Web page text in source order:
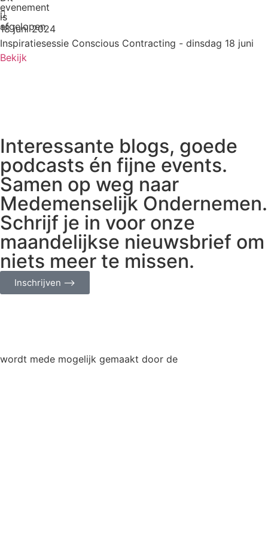
evenement
is
afgelopen
18 juni 2024
Inspiratiesessie Conscious Contracting - dinsdag 18 juni
Bekijk
Interessante blogs, goede
podcasts én fijne events.
Samen op weg naar
Medemenselijk Ondernemen.
Schrijf je in voor onze
maandelijkse nieuwsbrief om
niets meer te missen.
Inschrijven ⟶
wordt mede mogelijk gemaakt door de